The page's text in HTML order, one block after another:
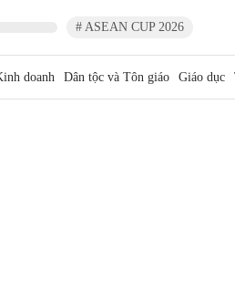
# ASEAN CUP 2026
doanh Dân tộc và Tôn giáo Giáo dục